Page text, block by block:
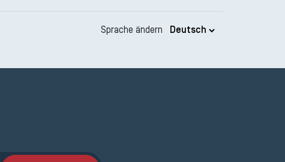
Sprache ändern